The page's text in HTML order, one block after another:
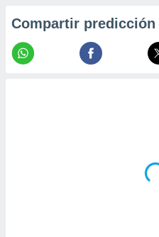
Compartir predicción